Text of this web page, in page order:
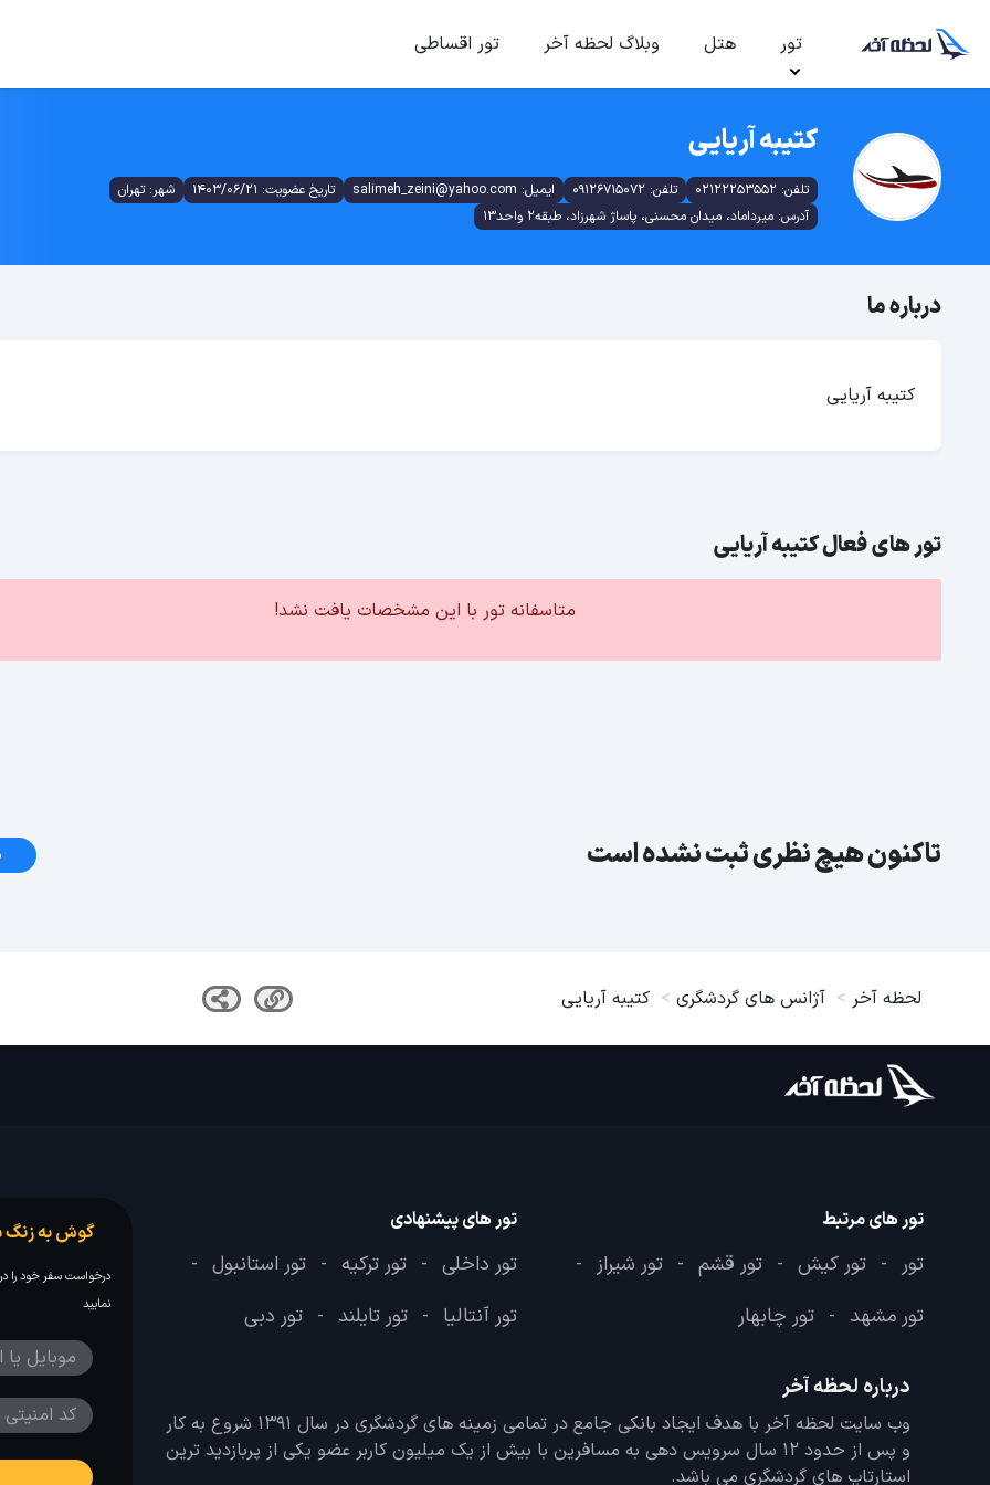
تور هتل وبلاگ لحظه آخر تور اقساطی
کتیبه آریایی
تلفن: 02122253552 تلفن: 09126715072 ایمیل: salimeh_zeini@yahoo.com تاریخ عضویت: 1403/06/21
شهر: تهران
آدرس: میرداماد، میدان محسنی، پاساژ شهرزاد، طبقه2 واحد13
درباره ما
کتیبه آریایی
تور های فعال کتیبه آریایی
متاسفانه تور با این مشخصات یافت نشد!
تاکنون هیچ نظری ثبت نشده است
لحظه آخر آژانس های گردشگری کتیبه آریایی
تور های مرتبط
تور - تور کیش - تور قشم - تور شیراز -
تور مشهد - تور چابهار
تور های پیشنهادی
تور داخلی - تور ترکیه - تور استانبول -
تور آنتالیا - تور تایلند - تور دبی
درباره لحظه آخر
وب سایت لحظه آخر با هدف ایجاد بانکی جامع در تمامی زمینه های گردشگری در سال 1391 شروع به کار
و پس از حدود 12 سال سرویس دهی به مسافرین با بیش از یک میلیون کاربر عضو یکی از پربازدید ترین
استارتاپ های گردشگری می باشد.
گوش به زنگ
درخواست سفر خود را
نمایید